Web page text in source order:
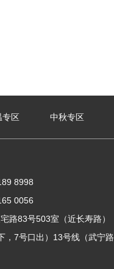
专区 中秋专区
8998
0056
路83号503室（近长寿路）
，7号口出）13号线（武宁路